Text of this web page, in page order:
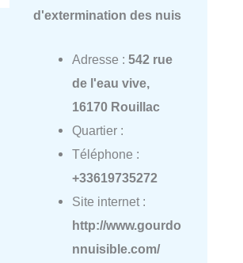
d'extermination des nuis
Adresse : 542 rue
de l'eau vive,
16170 Rouillac
Quartier :
Téléphone :
+33619735272
Site internet :
http://www.gourdo
nnuisible.com/